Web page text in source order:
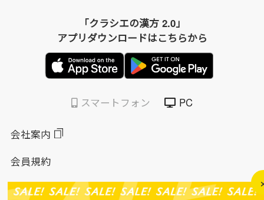
「クラシエの漢方 2.0」
アプリダウンロードはこちらから
スマートフォン PC
会社案内
会員規約
個人情報保護方針